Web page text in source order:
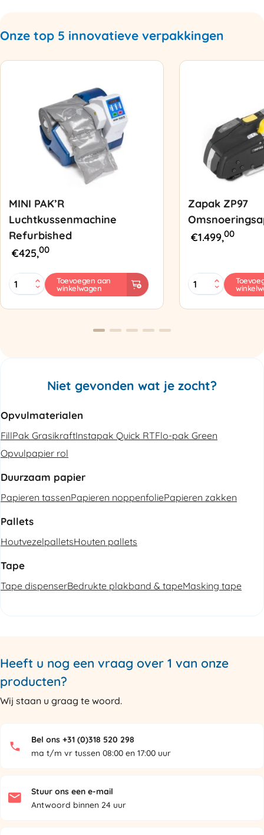
Onze top 5 innovatieve verpakkingen
MINI PAK’R
Luchtkussenmachine
Refurbished
€425,00
MINI
PAK'R
Refurbished
Toevoegen aan
winkelwagen
Zapak ZP97
€1.499,00
Zapak
ZP97
aantal
Niet gevonden wat je zocht?
Opvulmaterialen
FillPak GrasikraftInstapak Quick RTFlo-pak Green
Opvulpapier rol
Duurzaam papier
Papieren tassenPapieren noppenfoliePapieren zakken
Pallets
HoutvezelpalletsHouten pallets
Tape
Tape dispenserBedrukte plakband & tapeMasking tape
Heeft u nog een vraag over 1 van onze
producten?
Wij staan u graag te woord.
Bel ons +31 (0)318 520 298
ma t/m vr tussen 08:00 en 17:00 uur
Stuur ons een e-mail
Antwoord binnen 24 uur